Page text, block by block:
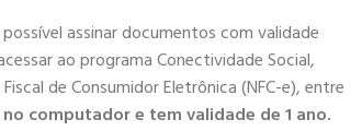
assinar documentos com validade
ao programa Conectividade Social,
de Consumidor Eletrônica (NFC-e), entre
computador e tem validade de 1 ano.